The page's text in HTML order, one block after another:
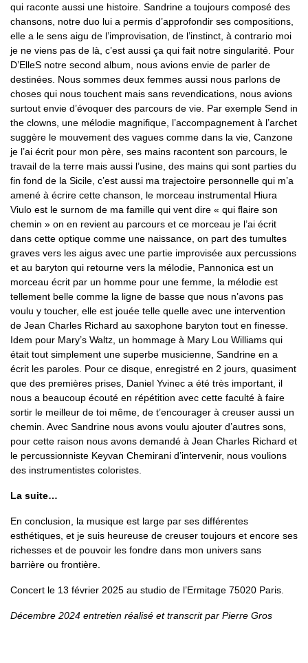
qui raconte aussi une histoire. Sandrine a toujours composé des
chansons, notre duo lui a permis d’approfondir ses compositions,
elle a le sens aigu de l’improvisation, de l’instinct, à contrario moi
je ne viens pas de là, c’est aussi ça qui fait notre singularité. Pour
D’ElleS notre second album, nous avions envie de parler de
destinées. Nous sommes deux femmes aussi nous parlons de
choses qui nous touchent mais sans revendications, nous avions
surtout envie d’évoquer des parcours de vie. Par exemple Send in
the clowns, une mélodie magnifique, l’accompagnement à l’archet
suggère le mouvement des vagues comme dans la vie, Canzone
je l’ai écrit pour mon père, ses mains racontent son parcours, le
travail de la terre mais aussi l’usine, des mains qui sont parties du
fin fond de la Sicile, c’est aussi ma trajectoire personnelle qui m’a
amené à écrire cette chanson, le morceau instrumental Hiura
Viulo est le surnom de ma famille qui vent dire « qui flaire son
chemin » on en revient au parcours et ce morceau je l’ai écrit
dans cette optique comme une naissance, on part des tumultes
graves vers les aigus avec une partie improvisée aux percussions
et au baryton qui retourne vers la mélodie, Pannonica est un
morceau écrit par un homme pour une femme, la mélodie est
tellement belle comme la ligne de basse que nous n’avons pas
voulu y toucher, elle est jouée telle quelle avec une intervention
de Jean Charles Richard au saxophone baryton tout en finesse.
Idem pour Mary’s Waltz, un hommage à Mary Lou Williams qui
était tout simplement une superbe musicienne, Sandrine en a
écrit les paroles. Pour ce disque, enregistré en 2 jours, quasiment
que des premières prises, Daniel Yvinec a été très important, il
nous a beaucoup écouté en répétition avec cette faculté à faire
sortir le meilleur de toi même, de t’encourager à creuser aussi un
chemin. Avec Sandrine nous avons voulu ajouter d’autres sons,
pour cette raison nous avons demandé à Jean Charles Richard et
le percussionniste Keyvan Chemirani d’intervenir, nous voulions
des instrumentistes coloristes.
La suite…
En conclusion, la musique est large par ses différentes
esthétiques, et je suis heureuse de creuser toujours et encore ses
richesses et de pouvoir les fondre dans mon univers sans
barrière ou frontière.
Concert le 13 février 2025 au studio de l’Ermitage 75020 Paris.
Décembre 2024 entretien réalisé et transcrit par Pierre Gros